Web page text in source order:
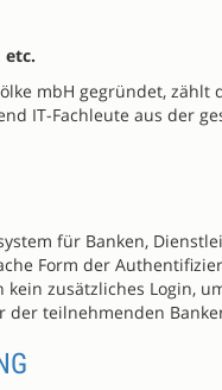
etc.
mbH gegründet,
IT-Fachleute aus der
für Banken,
Form der
zusätzliches Login,
der teilnehmenden